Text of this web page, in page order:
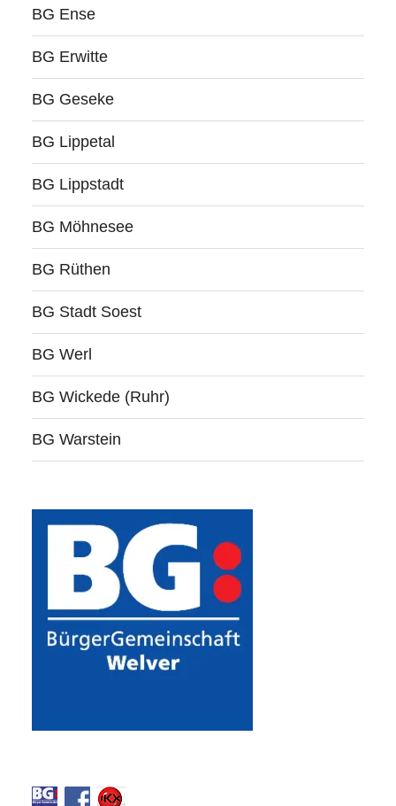
BG Ense
BG Erwitte
BG Geseke
BG Lippetal
BG Lippstadt
BG Möhnesee
BG Rüthen
BG Stadt Soest
BG Werl
BG Wickede (Ruhr)
BG Warstein